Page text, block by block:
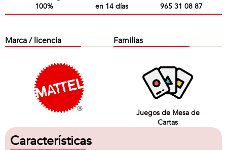
100%
en 14 días
965 31 08 87
Marca / licencia Familias
Juegos de Mesa de
Cartas
Características